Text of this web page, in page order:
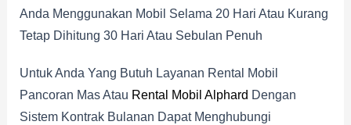
Anda Menggunakan Mobil Selama 20 Hari Atau Kurang
Tetap Dihitung 30 Hari Atau Sebulan Penuh
Untuk Anda Yang Butuh Layanan Rental Mobil
Pancoran Mas Atau Rental Mobil Alphard Dengan
Sistem Kontrak Bulanan Dapat Menghubungi